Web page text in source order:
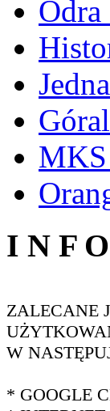
Odra
I N F O
ZALECANE
W
* GOOGLE